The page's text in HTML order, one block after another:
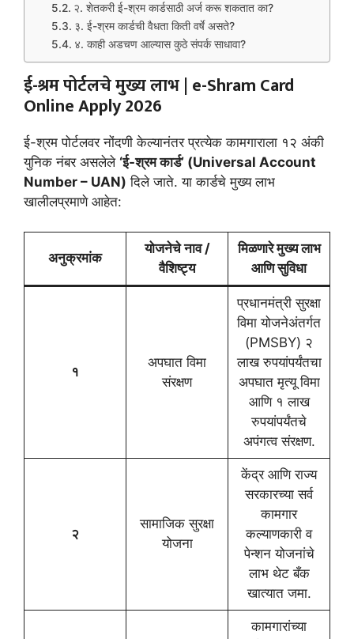
२. शेतकरी ई-श्रम कार्डसाठी अर्ज करू शकतात का?
३. ई-श्रम कार्डची वैधता किती वर्षे असते?
४. काही अडचण आल्यास कुठे संपर्क साधावा?
ई-श्रम पोर्टलचे मुख्य लाभ |e-Shram Card
Online Apply 2026
ई-श्रम पोर्टलवर नोंदणी केल्यानंतर प्रत्येक कामगाराला १२ अंकी
युनिक नंबर असलेले ‘ई-श्रम कार्ड’ (Universal Account
Number – UAN) दिले जाते. या कार्डचे मुख्य लाभ
खालीलप्रमाणे आहेत:
अनुक्रमांक
योजनेचे नाव /
वैशिष्ट्य
मिळणारे मुख्य लाभ
आणि सुविधा
१
अपघात विमा
संरक्षण
प्रधानमंत्री सुरक्षा
विमा योजनेअंतर्गत
(PMSBY) २
लाख रुपयांपर्यंतचा
अपघात मृत्यू विमा
आणि १ लाख
रुपयांपर्यंतचे
अपंगत्व संरक्षण.
२
सामाजिक सुरक्षा
योजना
केंद्र आणि राज्य
सरकारच्या सर्व
कामगार
कल्याणकारी व
पेन्शन योजनांचे
लाभ थेट बँक
खात्यात जमा.
कामगारांच्या